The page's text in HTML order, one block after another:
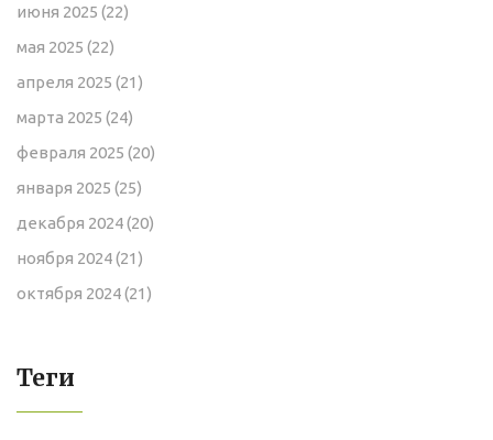
июня 2025 (22)
мая 2025 (22)
апреля 2025 (21)
марта 2025 (24)
февраля 2025 (20)
января 2025 (25)
декабря 2024(20)
ноября 2024(21)
октября 2024(21)
Теги